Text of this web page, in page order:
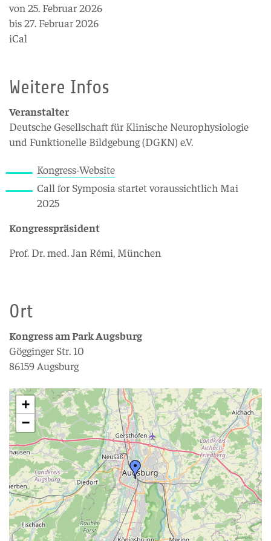
von 25. Februar 2026
bis 27. Februar 2026
iCal
Weitere Infos
Veranstalter
Deutsche Gesellschaft für Klinische Neurophysiologie
und Funktionelle Bildgebung (DGKN) e.V.
Kongress-Website
Call for Symposia startet voraussichtlich Mai
2025
Kongresspräsident
Prof. Dr. med. Jan Rémi, München
Ort
Kongress am Park Augsburg
Gögginger Str. 10
86159 Augsburg
+
−